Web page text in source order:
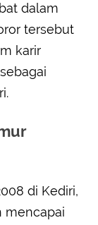
dalam
tersebut
karir
di Kediri,
mencapai